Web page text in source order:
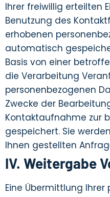
Ihrer freiwillig erteilten
Benutzung des
erhobenen
automatisch
Basis von einer
die Verarbeitung
personenbezogenen
Zwecke der
Kontaktaufnahme zur
gespeichert. Sie
Ihnen gestellten
IV. Weitergabe
Eine Übermittlung